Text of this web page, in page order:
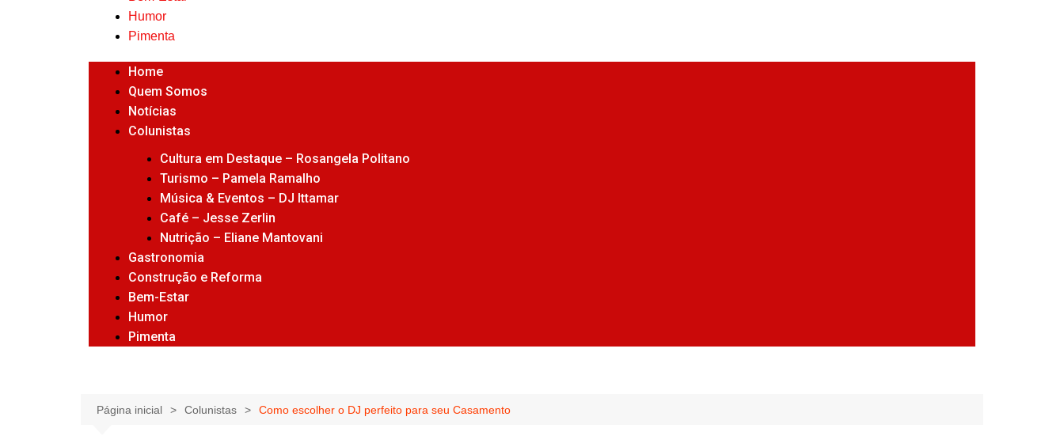
Humor
Pimenta
Home
Quem Somos
Notícias
Colunistas
Cultura em Destaque – Rosangela Politano
Turismo – Pamela Ramalho
Música & Eventos – DJ Ittamar
Café – Jesse Zerlin
Nutrição – Eliane Mantovani
Gastronomia
Construção e Reforma
Bem-Estar
Humor
Pimenta
Página inicial Colunistas Como escolher o DJ perfeito para seu Casamento